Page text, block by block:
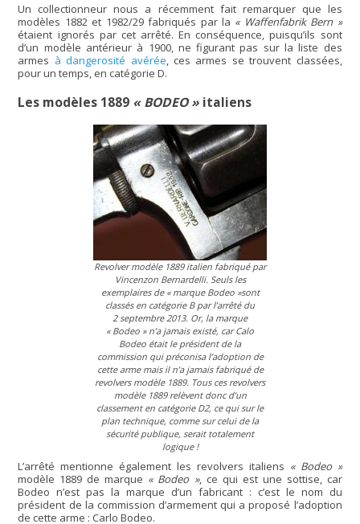
Un collectionneur nous a récemment fait remarquer que les
modèles 1882 et 1982/29 fabriqués par la « Waffenfabrik Bern »
étaient ignorés par cet arrêté. En conséquence, puisqu’ils sont
d’un modèle antérieur à 1900, ne figurant pas sur la liste des
armes à dangerosité avérée, ces armes se trouvent classées,
pour un temps, en catégorie D.
Les modèles 1889 « BODEO » italiens
Revolver modèle 1889 italien fabriqué par
Vincenzon Bernardelli. Seuls les
exemplaires de « marque Bodeo »sont
classés en catégorie B par l’arrêté du
2 septembre 2013. Or, la marque
« Bodeo »n’a jamais existé, car Calo
Bodeo était le président de la
commission qui préconisa l’adoption de
cette arme mais il n’a jamais fabriqué de
revolvers modèle 1889. Tous ces revolvers
modèle 1889 relèvent donc d’un
classement en catégorie D2, ce qui sur le
plan technique, comme sur celui de la
sécurité publique, serait totalement
logique !
L’arrêté mentionne également les revolvers italiens « Bodeo »
modèle 1889 de marque « Bodeo », ce qui est une sottise, car
Bodeo n’est pas la marque d’un fabricant : c’est le nom du
président de la commission d’armement qui a proposé l’adoption
de cette arme : Carlo Bodeo.